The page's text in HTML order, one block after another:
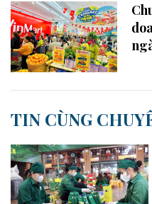
TIN CÙNG